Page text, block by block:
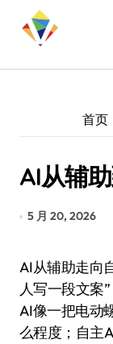
首页
AI从辅
5 月 20, 2026
AI从辅助走向自主，真正改变的不是“机器能不能替
人写一段文案
AI像一把电动
么程度；自主